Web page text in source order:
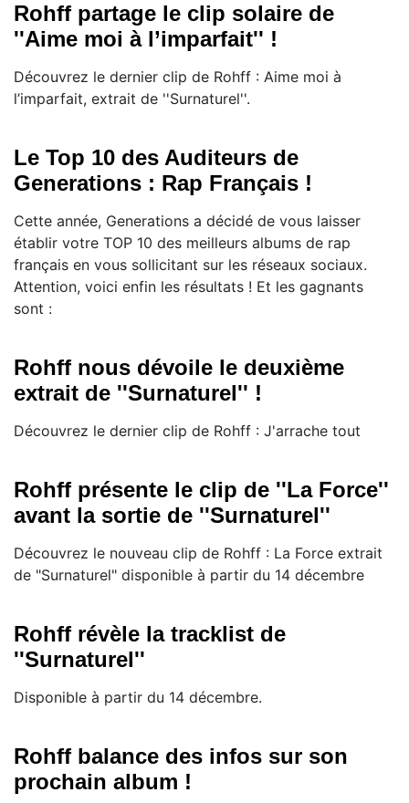
Rohff partage le clip solaire de
''Aime moi à l’imparfait'' !
Découvrez le dernier clip de Rohff : Aime moi à
l’imparfait, extrait de ''Surnaturel''.
Le Top 10 des Auditeurs de
Generations : Rap Français !
Cette année, Generations a décidé de vous laisser
établir votre TOP 10 des meilleurs albums de rap
français en vous sollicitant sur les réseaux sociaux.
Attention, voici enfin les résultats ! Et les gagnants
sont :
Rohff nous dévoile le deuxième
extrait de ''Surnaturel'' !
Découvrez le dernier clip de Rohff : J'arrache tout
Rohff présente le clip de ''La Force''
avant la sortie de ''Surnaturel''
Découvrez le nouveau clip de Rohff : La Force extrait
de "Surnaturel" disponible à partir du 14 décembre
Rohff révèle la tracklist de
''Surnaturel''
Disponible à partir du 14 décembre.
Rohff balance des infos sur son
prochain album !